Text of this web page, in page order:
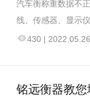
汽车衡称重数据不
线、传感器、显示
430 | 2022.05.26
铭远衡器教